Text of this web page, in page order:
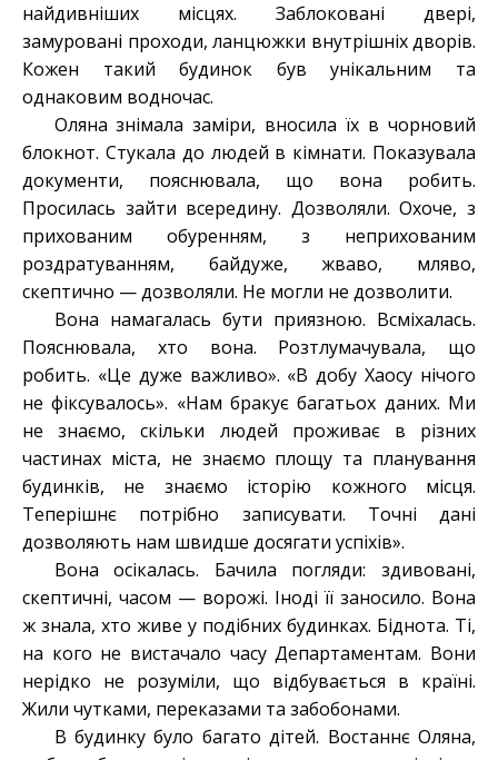
найдивніших місцях. Заблоковані двері,
замуровані проходи, ланцюжки внутрішніх дворів.
Кожен такий будинок був унікальним та
однаковим водночас.
Оляна знімала заміри, вносила їх в чорновий
блокнот. Стукала до людей в кімнати. Показувала
документи, пояснювала, що вона робить.
Просилась зайти всередину. Дозволяли. Охоче, з
прихованим обуренням, з неприхованим
роздратуванням, байдуже, жваво, мляво,
скептично — дозволяли. Не могли не дозволити.
Вона намагалась бути приязною. Всміхалась.
Пояснювала, хто вона. Розтлумачувала, що
робить. «Це дуже важливо». «В добу Хаосу нічого
не фіксувалось». «Нам бракує багатьох даних. Ми
не знаємо, скільки людей проживає в різних
частинах міста, не знаємо площу та планування
будинків, не знаємо історію кожного місця.
Теперішнє потрібно записувати. Точні дані
дозволяють нам швидше досягати успіхів».
Вона осікалась. Бачила погляди: здивовані,
скептичні, часом — ворожі. Іноді її заносило. Вона
ж знала, хто живе у подібних будинках. Біднота. Ті,
на кого не вистачало часу Департаментам. Вони
нерідко не розуміли, що відбувається в країні.
Жили чутками, переказами та забобонами.
В будинку було багато дітей. Востаннє Оляна,